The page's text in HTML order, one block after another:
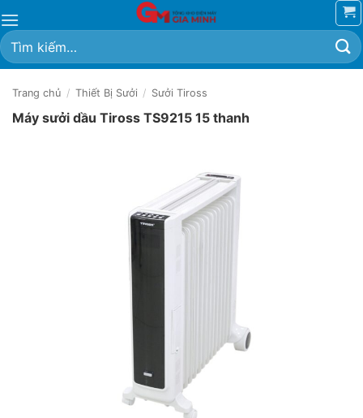
qua
nội
dung
Tìm
kiếm:
Trang chủ / Thiết Bị Sưởi / Sưởi Tiross
Máy sưởi dầu Tiross TS9215 15 thanh